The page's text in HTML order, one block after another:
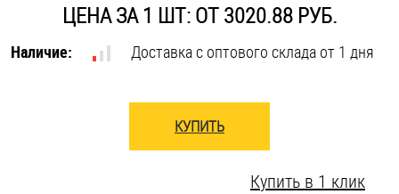
Оснастка и аксессуары для яхт
Саморезы и шурупы
ЦЕНА ЗА 1 ШТ: ОТ 3020.88 РУБ.
Наличие: Доставка с оптового склада от 1 дня
КУПИТЬ
Купить в 1 клик